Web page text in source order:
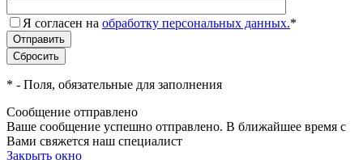
Я согласен на обработку персональных данных.*
* - Поля, обязательные для заполнения
Сообщение отправлено
Ваше сообщение успешно отправлено. В ближайшее время с
Вами свяжется наш специалист
Закрыть окно